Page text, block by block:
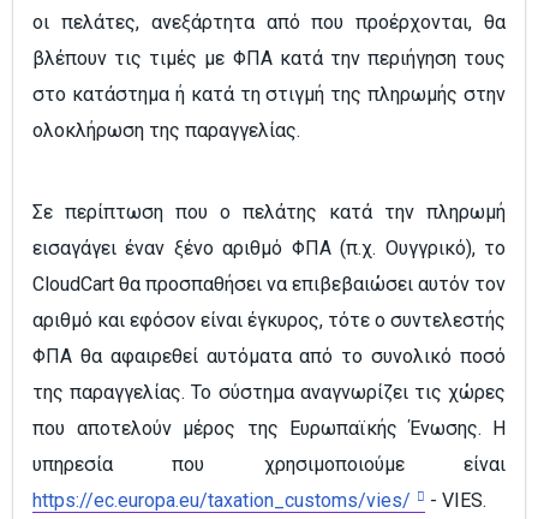
οι πελάτες, ανεξάρτητα από που προέρχονται, θα
βλέπουν τις τιμές με ΦΠΑ κατά την περιήγηση τους
στο κατάστημα ή κατά τη στιγμή της πληρωμής στην
ολοκλήρωση της παραγγελίας.
Σε περίπτωση που ο πελάτης κατά την πληρωμή
εισαγάγει έναν ξένο αριθμό ΦΠΑ (π.χ. Ουγγρικό), το
CloudCart θα προσπαθήσει να επιβεβαιώσει αυτόν τον
αριθμό και εφόσον είναι έγκυρος, τότε ο συντελεστής
ΦΠΑ θα αφαιρεθεί αυτόματα από το συνολικό ποσό
της παραγγελίας. Το σύστημα αναγνωρίζει τις χώρες
που αποτελούν μέρος της Ευρωπαϊκής Ένωσης. Η
υπηρεσία που χρησιμοποιούμε είναι
https://ec.europa.eu/taxation_customs/vies/
- VIES.